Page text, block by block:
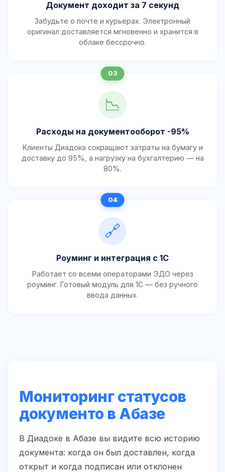
Документ доходит за 7 секунд
Забудьте о почте и курьерах. Электронный
оригинал доставляется мгновенно и хранится в
облаке бессрочно.
📉
Расходы на документооборот -95%
Клиенты Диадока сокращают затраты на бумагу и
доставку до 95%, а нагрузку на бухгалтерию — на
80%.
🔗
Роуминг и интеграция с 1С
Работает со всеми операторами ЭДО через
роуминг. Готовый модуль для 1С — без ручного
ввода данных.
Мониторинг статусов
документо в Абазе
В Диадоке в Абазе вы видите всю историю
документа: когда он был доставлен, когда
открыт и когда подписан или отклонен